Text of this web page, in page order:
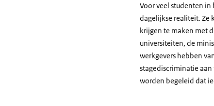
Voor veel studenten
dagelijkse realiteit. Ze
krijgen te maken met
universiteiten, de
werkgevers hebben
stagediscriminatie
worden begeleid dat